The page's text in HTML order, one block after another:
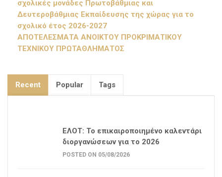
σχολικές μονάδες Πρωτοβάθμιας και
Δευτεροβάθμιας Εκπαίδευσης της χώρας για το
σχολικό έτος 2026-2027
ΑΠΟΤΕΛΕΣΜΑΤΑ ΑΝΟΙΚΤΟΥ ΠΡΟΚΡΙΜΑΤΙΚΟΥ
ΤΕΧΝΙΚΟΥ ΠΡΩΤΑΘΛΗΜΑΤΟΣ
Recent Popular Tags
ΕΛΟΤ: Το επικαιροποιημένο καλεντάρι
διοργανώσεων για το 2026
POSTED ON 05/08/2026